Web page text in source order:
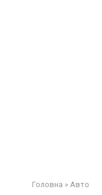
Головна » Авто